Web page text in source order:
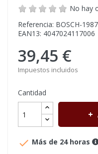
No hay
Referencia: BOSCH-
EAN13: 4047024117006
39,45 €
Impuestos incluidos
Cantidad
 Más de 24 horas